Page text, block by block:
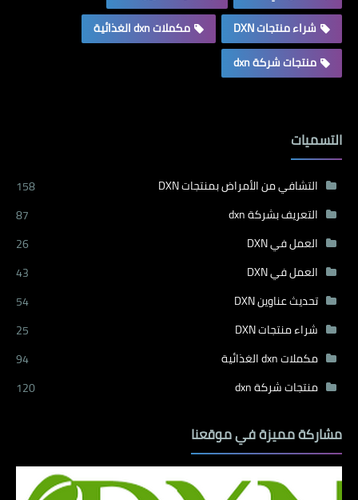
شراء منتجات DXN
مكملات dxn الغذائية
منتجات شركة dxn
التسميات
التشافي من الأمراض بمنتجات DXN
158
التعريف بشركة dxn
87
العمل في DXN
26
العمل في DXN
43
تحديث عناوين DXN
54
شراء منتجات DXN
25
مكملات dxn الغذائية
94
منتجات شركة dxn
120
مشاركة مميزة في موقعنا